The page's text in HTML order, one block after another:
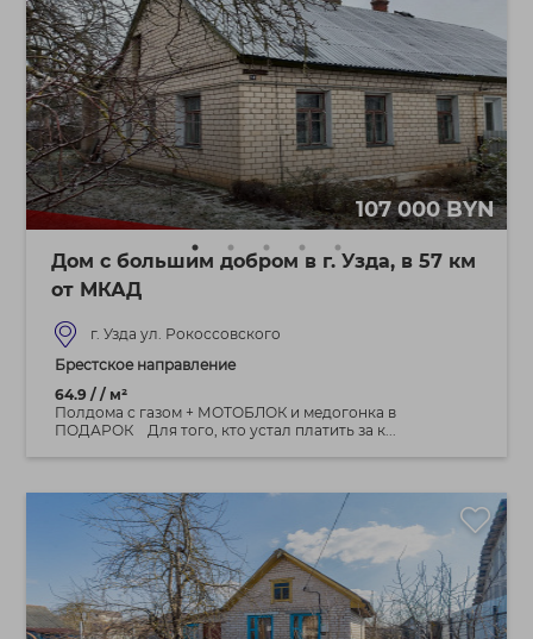
107 000 BYN
Дом с большим добром в г. Узда, в 57 км
от МКАД
г. Узда ул. Рокоссовского
Брестское направление
64.9 / / м²
Полдома с газом + МОТОБЛОК и медогонка в
ПОДАРОК Для того, кто устал платить за к...